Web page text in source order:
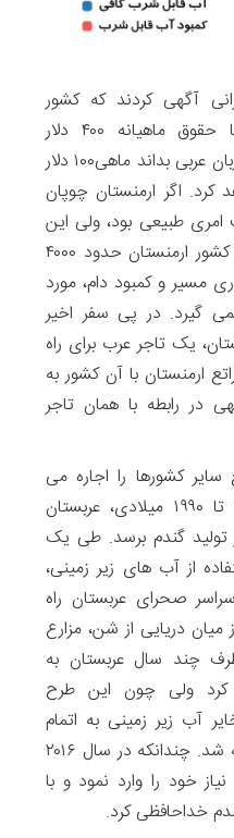
آگهی کردند که کشور
ارمنستان ۱۰ چوپان ایرانی با حقوق ماهیانه ۴۰۰ دلار
استخدام می کند و اگر چوپان زبان عربی بداند ماهی۱۰۰ دلار
اگر ارمنستان چوپان
طبیعی بود، ولی این
آگهی کمی جای سوال داشت. کشور ارمنستان حدود ۴۰۰۰
مسیر و کمبود دام، مورد
گیرد. در پی سفر اخیر
یک تاجر عرب برای راه
ارمنستان با آن کشور به
در رابطه با همان تاجر
سایر کشورها را اجاره می
کند؟ در بین سال های ۱۹۸۰ تا ۱۹۹۰ میلادی، عربستان
گندم برسد. طی یک
از آب های زیر زمینی،
صحرای عربستان راه
میان دریایی از شن، مزارع
چند سال عربستان به
کرد ولی چون این طرح
آب زیر زمینی به اتمام
رسید و پروژه با شکست مواجه شد. چندانکه در سال ۲۰۱۶
خود را وارد نمود و با
خداحافظی کرد.